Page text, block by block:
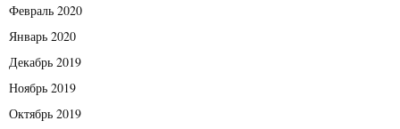
Февраль 2020
Январь 2020
Декабрь 2019
Ноябрь 2019
Октябрь 2019